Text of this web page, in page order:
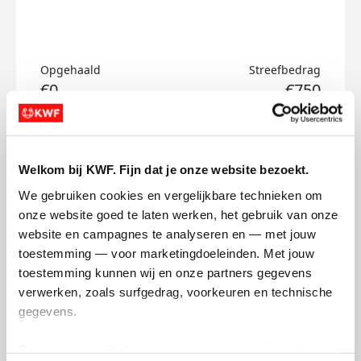
Welkom bij KWF. Fijn dat je onze website bezoekt.
We gebruiken cookies en vergelijkbare technieken om
onze website goed te laten werken, het gebruik van onze
website en campagnes te analyseren en — met jouw
toestemming — voor marketingdoeleinden. Met jouw
toestemming kunnen wij en onze partners gegevens
verwerken, zoals surfgedrag, voorkeuren en technische
gegevens.
Opgehaald
€0
Streefbedrag
€750
Doneer
Noah's badges